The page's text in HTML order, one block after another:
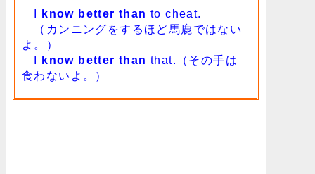
know better than to cheat.
（カンニングをするほど馬鹿ではない
よ。）
know better than that.（その手は
食わないよ。）